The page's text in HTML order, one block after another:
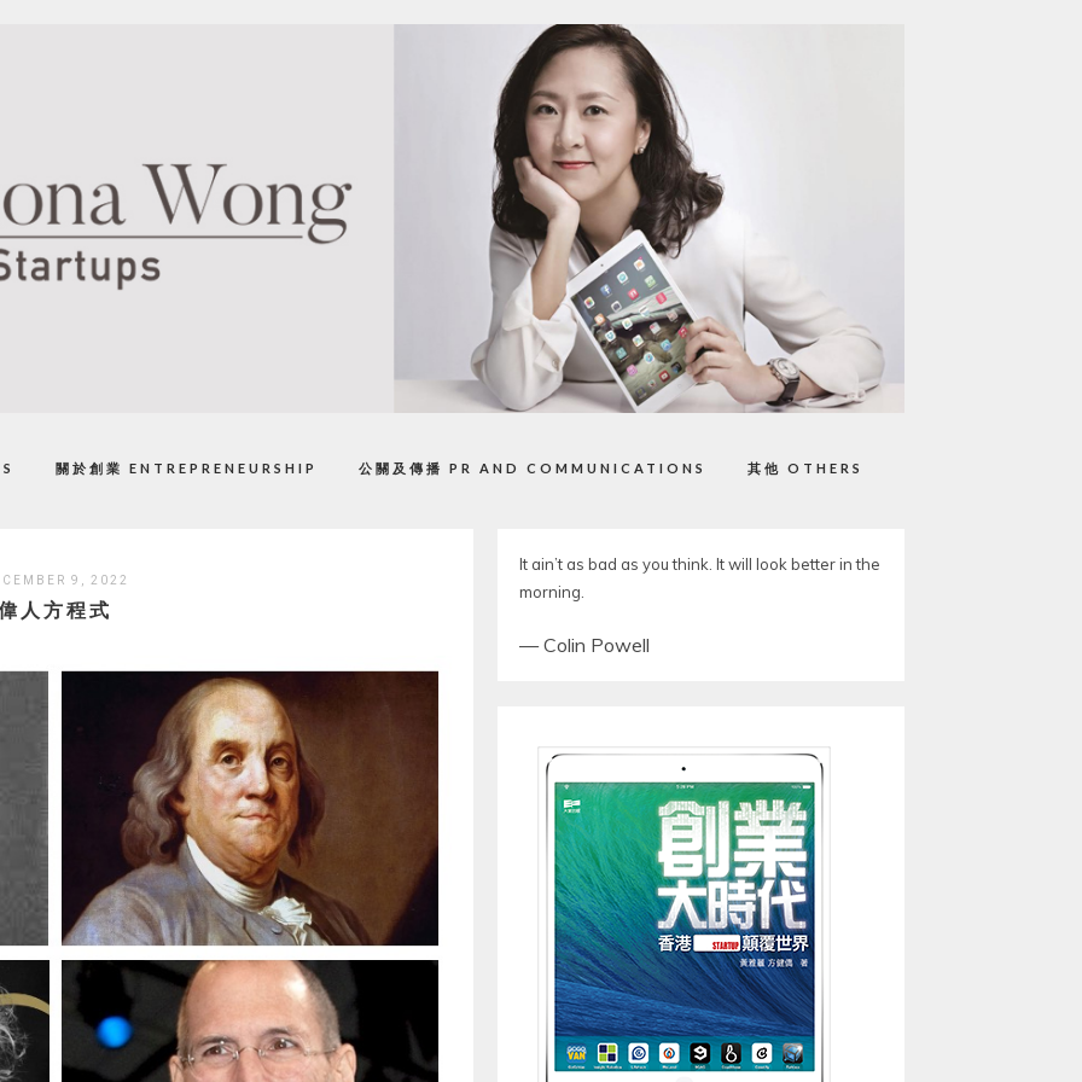
關於創業 ENTREPRENEURSHIP 公關及傳播 PR AND COMMUNICATIONS 其他 OTHERS
9, 2022
人方程式
It ain’t as bad as you think. It will look better in the
morning.
—Colin Powell